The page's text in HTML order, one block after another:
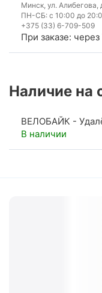
Минск, ул. Алибегова,
ПН-СБ: с 10:00 до
+375 (33) 6-709-509
При заказе:
Наличие на
ВЕЛОБАЙК -
В наличии